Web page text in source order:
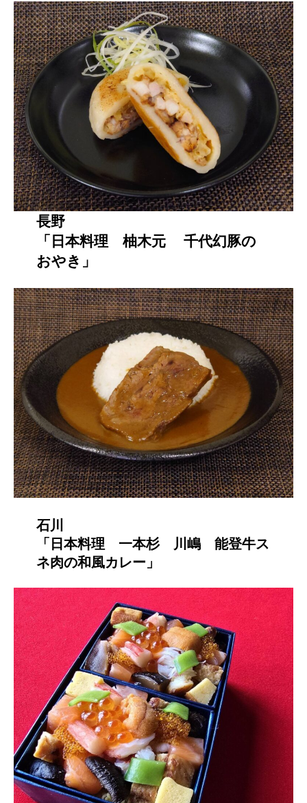
長野
「日本料理 柚木元 千代幻豚の
おやき」
石川
「日本料理 一本杉 川嶋 能登牛ス
ネ肉の和風カレー」​